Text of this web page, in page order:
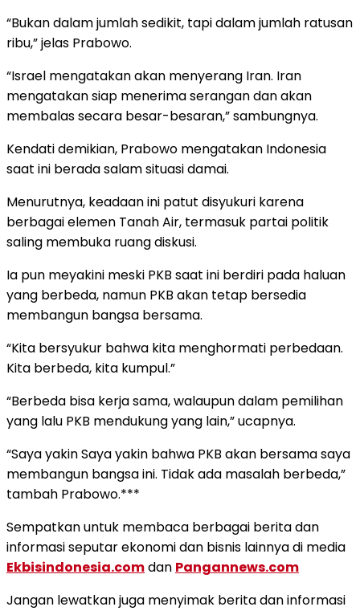
“Bukan dalam jumlah sedikit, tapi dalam jumlah ratusan
ribu,” jelas Prabowo.
“Israel mengatakan akan menyerang Iran. Iran
mengatakan siap menerima serangan dan akan
membalas secara besar-besaran,” sambungnya.
Kendati demikian, Prabowo mengatakan Indonesia
saat ini berada salam situasi damai.
Menurutnya, keadaan ini patut disyukuri karena
berbagai elemen Tanah Air, termasuk partai politik
saling membuka ruang diskusi.
Ia pun meyakini meski PKB saat ini berdiri pada haluan
yang berbeda, namun PKB akan tetap bersedia
membangun bangsa bersama.
“Kita bersyukur bahwa kita menghormati perbedaan.
Kita berbeda, kita kumpul.”
“Berbeda bisa kerja sama, walaupun dalam pemilihan
yang lalu PKB mendukung yang lain,” ucapnya.
“Saya yakin Saya yakin bahwa PKB akan bersama saya
membangun bangsa ini. Tidak ada masalah berbeda,”
tambah Prabowo.***
Sempatkan untuk membaca berbagai berita dan
informasi seputar ekonomi dan bisnis lainnya di media
Ekbisindonesia.comdan Pangannews.com
Jangan lewatkan juga menyimak berita dan informasi